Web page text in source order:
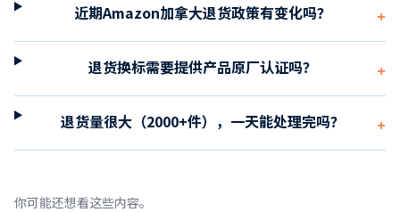
近期Amazon加拿大退货政策有变化吗？ +
退货换标需要提供产品原厂认证吗？ +
退货量很大（2000+件），一天能处理完吗？ +
你可能还想看这些内容。